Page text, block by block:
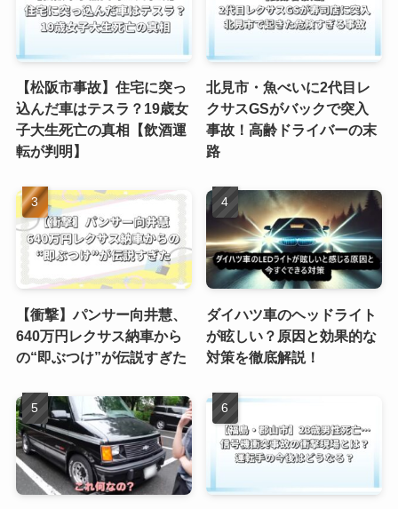
【松阪市事故】住宅に突っ
込んだ車はテスラ？19歳女
子大生死亡の真相【飲酒運
転が判明】
北見市・魚べいに2代目レ
クサスGSがバックで突入
事故！高齢ドライバーの末
路
【衝撃】パンサー向井慧、
640万円レクサス納車から
の“即ぶつけ”が伝説すぎた
ダイハツ車のヘッドライト
が眩しい？原因と効果的な
対策を徹底解説！